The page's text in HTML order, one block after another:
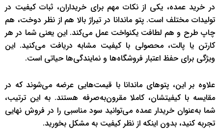
در خرید عمده، یکی از نکات مهم برای خریداران، ثبات کیفیت در
تولیدات مختلف است. پتو ماندانا در تیراژ بالا هم از نظر دوخت، هم
چاپ طرح و هم لطافت یکنواخت عمل می‌کند. این یعنی شما در هر
کارتن یا پالت، محصولی با کیفیت مشابه دریافت می‌کنید. این
ویژگی برای حفظ اعتبار فروشگاه‌ها و نمایندگی‌ها حیاتی است.
علاوه بر این، پتوهای ماندانا با قیمت‌هایی عرضه می‌شوند که در
مقایسه با کیفیتشان، کاملا مقرون‌به‌صرفه هستند. به این ترتیب،
شما به‌عنوان خریدار عمده می‌توانید سود مناسبی را در فروش نهایی
تجربه کنید، بدون اینکه از نظر کیفیت به مشکل بخورید.